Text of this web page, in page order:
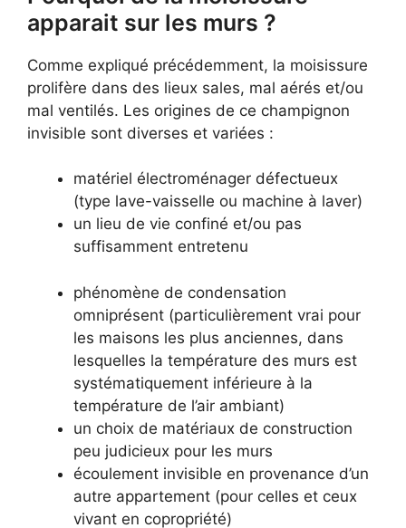
apparait sur les murs ?
Comme expliqué précédemment, la moisissure
prolifère dans des lieux sales, mal aérés et/ou
mal ventilés. Les origines de ce champignon
invisible sont diverses et variées :
matériel électroménager défectueux
(type lave-vaisselle ou machine à laver)
un lieu de vie confiné et/ou pas
suffisamment entretenu
phénomène de condensation
omniprésent (particulièrement vrai pour
les maisons les plus anciennes, dans
lesquelles la température des murs est
systématiquement inférieure à la
température de l’air ambiant)
un choix de matériaux de construction
peu judicieux pour les murs
écoulement invisible en provenance d’un
autre appartement (pour celles et ceux
vivant en copropriété)